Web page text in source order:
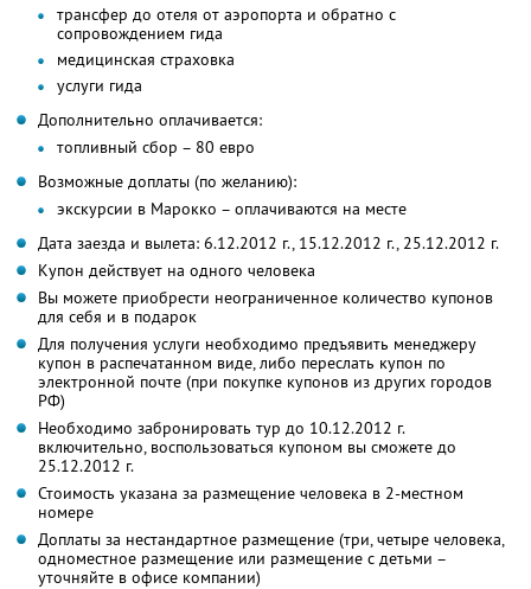
трансфер до отеля от аэропорта и обратно с
сопровождением гида
медицинская страховка
услуги гида
Дополнительно оплачивается:
топливный сбор – 80 евро
Возможные доплаты (по желанию):
экскурсии в Марокко – оплачиваются на месте
Дата заезда и вылета: 6.12.2012 г., 15.12.2012 г., 25.12.2012 г.
Купон действует на одного человека
Вы можете приобрести неограниченное количество купонов
для себя и в подарок
Для получения услуги необходимо предъявить менеджеру
купон в распечатанном виде, либо переслать купон по
электронной почте (при покупке купонов из других городов
РФ)
Необходимо забронировать тур до 10.12.2012 г.
включительно, воспользоваться купоном вы сможете до
25.12.2012 г.
Стоимость указана за размещение человека в 2-местном
номере
Доплаты за нестандартное размещение (три, четыре человека,
одноместное размещение или размещение с детьми –
уточняйте в офисе компании)